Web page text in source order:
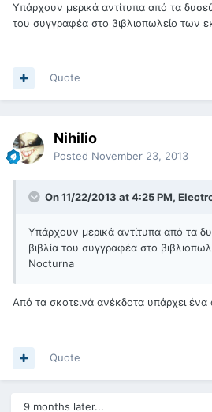
Υπάρχουν μερικά αντίτυπα από τα
του συγγραφέα στο βιβλιοπωλείο των
Quote
Nihilio
Posted November 23, 2013
On 11/22/2013 at 4:25 PM,
Υπάρχουν μερικά αντίτυπα από τα
βιβλία του συγγραφέα στο
Nocturna
Από τα σκοτεινά ανέκδοτα υπάρχει ένα
Quote
9 months later...